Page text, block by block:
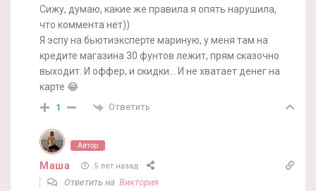
Сижу, думаю, какие же правила я опять нарушила,
что коммента нет))
Я эспу на бьютиэксперте мариную, у меня там на
кредите магазина 30 фунтов лежит, прям сказочно
выходит. И оффер, и скидки… И не хватает денег на
карте 😂
1 Ответить
Автор
Маша 5 лет назад
Ответить на Виктория